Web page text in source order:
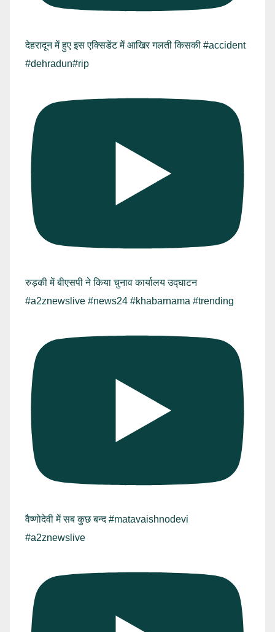
देहरादून में हुए इस एक्सिडेंट में आखिर गलती किसकी #accident
#dehradun#rip
रुड़की में बीएसपी ने किया चुनाव कार्यालय उद्घाटन
#a2znewslive #news24 #khabarnama #trending
वैष्णोदेवी में सब कुछ बन्द #matavaishnodevi
#a2znewslive